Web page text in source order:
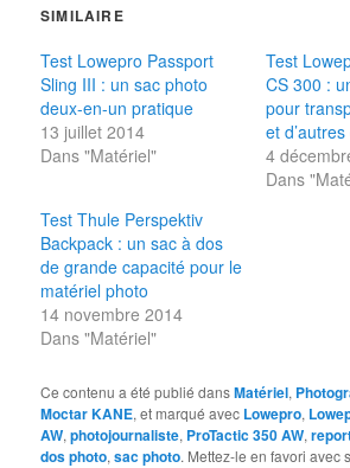
SIMILAIRE
Test Lowepro Passport
Sling III : un sac photo
deux-en-un pratique
13 juillet 2014
Dans "Matériel"
Test
CS 300 :
pour
et
4
Dans
Test Thule Perspektiv
Backpack : un sac à dos
de grande capacité pour le
matériel photo
14 novembre 2014
Dans "Matériel"
Ce contenu a été publié dansMatériel,
Moctar KANE, et marqué avec Lowepro,
AW,photojournaliste, ProTactic 350 AW,
dos photo,sac photo. Mettez-le en favori avec